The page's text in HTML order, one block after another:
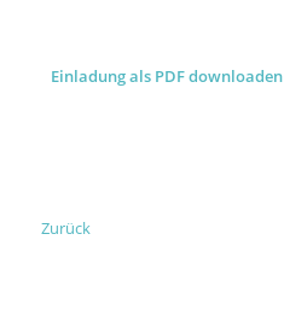
Einladung als PDF downloaden
Zurück